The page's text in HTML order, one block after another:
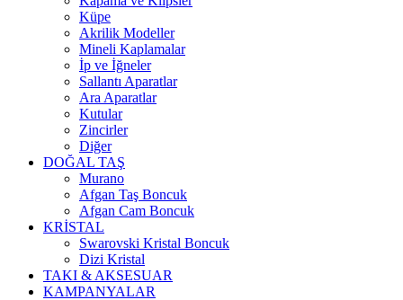
Küpe
Akrilik Modeller
Mineli Kaplamalar
İp ve İğneler
Sallantı Aparatlar
Ara Aparatlar
Kutular
Zincirler
Diğer
DOĞAL TAŞ
Murano
Afgan Taş Boncuk
Afgan Cam Boncuk
KRİSTAL
Swarovski Kristal Boncuk
Dizi Kristal
TAKI & AKSESUAR
KAMPANYALAR